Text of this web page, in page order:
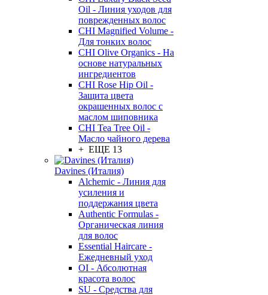
Oil - Линия уходов для
поврежденных волос
CHI Magnified Volume -
Для тонких волос
CHI Olive Organics - На
основе натуральных
ингредиентов
CHI Rose Hip Oil -
Защита цвета
окрашенных волос с
маслом шиповника
CHI Tea Tree Oil -
Масло чайного дерева
+ ЕЩЕ 13
Davines (Италия)
Alchemic - Линия для
усиления и
поддержания цвета
Authentic Formulas -
Органическая линия
для волос
Essential Haircare -
Eжедневный уход
OI - Абсолютная
красота волос
SU - Средства для